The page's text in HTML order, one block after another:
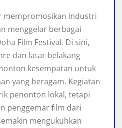
mempromosikan industri
menggelar berbagai
Film Festival. Di sini,
dan latar belakang
kesempatan untuk
yang beragam. Kegiatan
penonton lokal, tetapi
penggemar film dari
mengukuhkan